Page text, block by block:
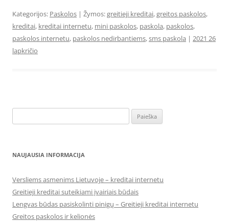
Kategorijos: Paskolos | Žymos:greitieji kreditai,greitos paskolos,
kreditai, kreditai internetu, mini paskolos, paskola, paskolos,
paskolos internetu, paskolos nedirbantiems,sms paskola | 2021 26
lapkričio
NAUJAUSIA INFORMACIJA
Versliems asmenims Lietuvoje – kreditai internetu
Greitieji kreditai suteikiami įvairiais būdais
Lengvas būdas pasiskolinti pinigų – Greitieji kreditai internetu
Greitos paskolos ir kelionės